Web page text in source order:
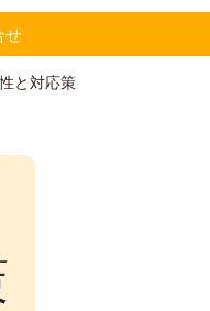
せ
と対応策